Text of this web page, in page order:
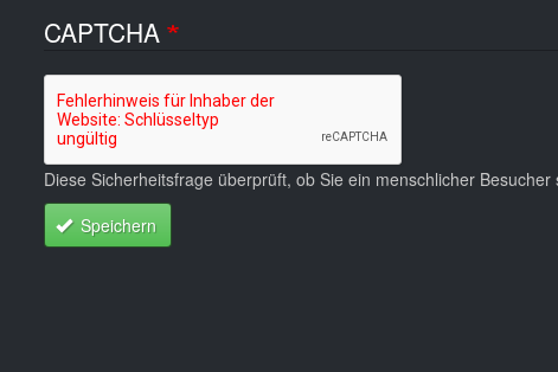
CAPTCHA
Diese Sicherheitsfrage überprüft, ob Sie ein menschlicher
Speichern